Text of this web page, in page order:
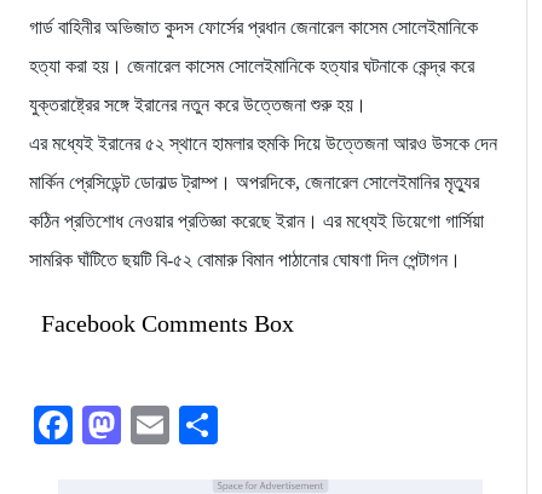
গার্ড বাহিনীর অভিজাত কুদস ফোর্সের প্রধান জেনারেল কাসেম সোলেইমানিকে
হত্যা করা হয়। জেনারেল কাসেম সোলেইমানিকে হত্যার ঘটনাকে কেন্দ্র করে
যুক্তরাষ্ট্রের সঙ্গে ইরানের নতুন করে উত্তেজনা শুরু হয়।
এর মধ্যেই ইরানের ৫২ স্থানে হামলার হুমকি দিয়ে উত্তেজনা আরও উসকে দেন
মার্কিন প্রেসিডেন্ট ডোনাল্ড ট্রাম্প। অপরদিকে, জেনারেল সোলেইমানির মৃত্যুর
কঠিন প্রতিশোধ নেওয়ার প্রতিজ্ঞা করেছে ইরান। এর মধ্যেই ডিয়েগো গার্সিয়া
সামরিক ঘাঁটিতে ছয়টি বি-৫২ বোমারু বিমান পাঠানোর ঘোষণা দিল পেন্টাগন।
Facebook Comments Box
Facebook
Mastodon
Email